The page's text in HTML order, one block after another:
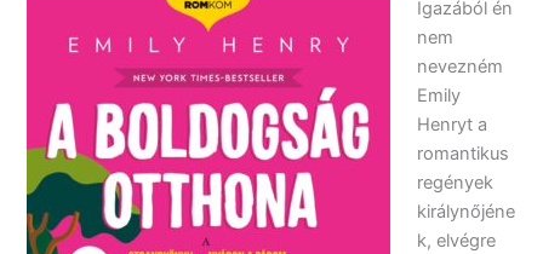
Igazából én
nem
nevezném
Emily
Henryt a
romantikus
regények
királynőjéne
k, elvégre